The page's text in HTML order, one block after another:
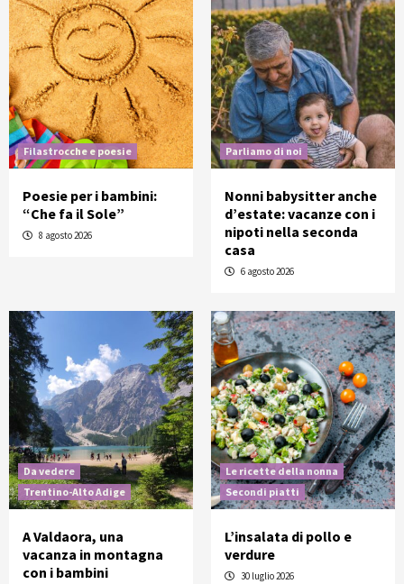
Filastrocche e poesie
Poesie per i bambini:
“Che fa il Sole”
8 agosto 2026
Parliamo di noi
Nonni babysitter anche
d’estate: vacanze con i
nipoti nella seconda
casa
6 agosto 2026
Da vedere
Trentino-Alto Adige
A Valdaora, una
vacanza in montagna
con i bambini
Le ricette della nonna
Secondi piatti
L’insalata di pollo e
verdure
30 luglio 2026